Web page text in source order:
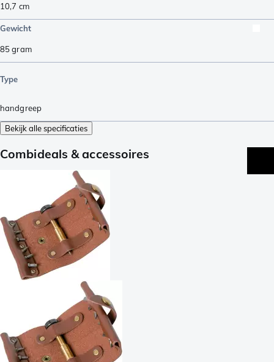
10,7 cm
Gewicht
85gram
Type
handgreep
Bekijk alle specificaties
Combideals & accessoires